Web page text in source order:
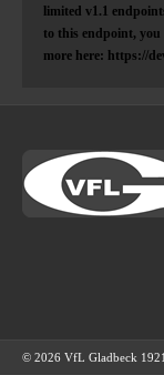
limited v1.1
to this endpoint, you
more here: https://
© 2026 VfL Gladbeck